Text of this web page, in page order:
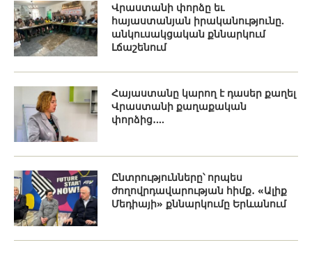
Վրաստանի փորձը եւ
հայաստանյան իրականությունը.
անկուսակցական քննարկում
Լճաշենում
Հայաստանը կարող է դասեր քաղել
Վրաստանի քաղաքական
փորձից․...
Ընտրությունները՝ որպես
ժողովրդավարության հիմք․ «Ալիք
Մեդիայի» քննարկումը Երևանում